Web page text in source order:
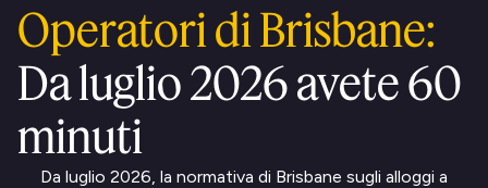
Operatori di Brisbane:
Da luglio 2026 avete 60
minuti
Da luglio 2026, la normativa di Brisbane sugli alloggi a